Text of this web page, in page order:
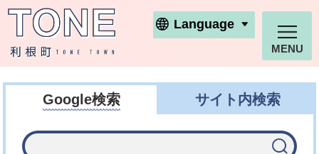
利根町ホームページ
Language
MENU
Google検索 サイト内検索